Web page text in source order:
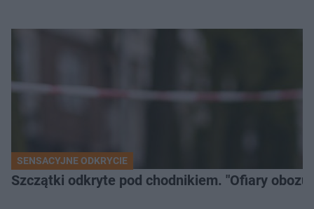
SENSACYJNE ODKRYCIE
Szczątki odkryte pod chodnikiem. "Ofiary